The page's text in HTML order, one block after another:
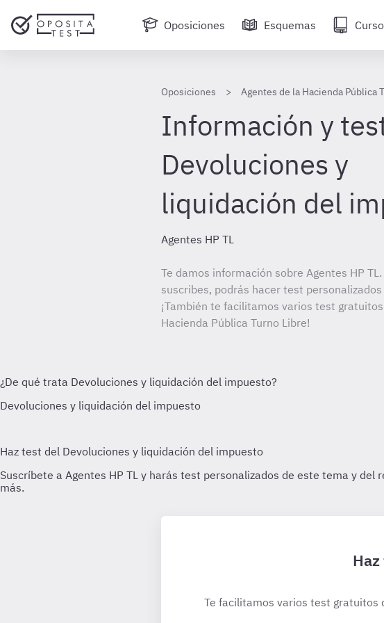
Oposiciones Esquemas
Oposiciones Agentes de la Hacienda Pública
Información y
Devoluciones y
liquidación del
Agentes HP TL
Te damos información sobre Agentes HP
suscribes, podrás hacer test
¡También te facilitamos varios test
Hacienda Pública Turno Libre!
Te facilitamos varios test gratuitos